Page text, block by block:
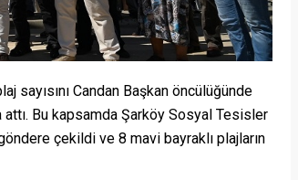
sayısını Candan Başkan öncülüğünde
Bu kapsamda Şarköy Sosyal Tesisler
çekildi ve 8 mavi bayraklı plajların